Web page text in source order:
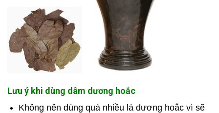
Lưu ý khi dùng dâm dương hoắc
Không nên dùng quá nhiều lá dương hoắc vì sẽ